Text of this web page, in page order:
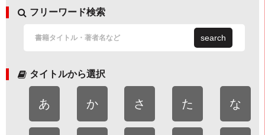
フリーワード検索
search
タイトルから選択
あ か さ た な